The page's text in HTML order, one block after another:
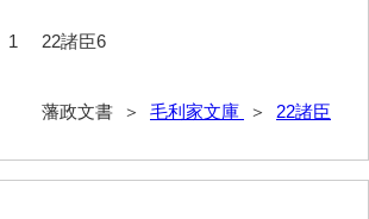
71藩臣日記
72他藩人日記
22諸臣6
藩政文書 ＞ 毛利家文庫 ＞ 22諸臣
1